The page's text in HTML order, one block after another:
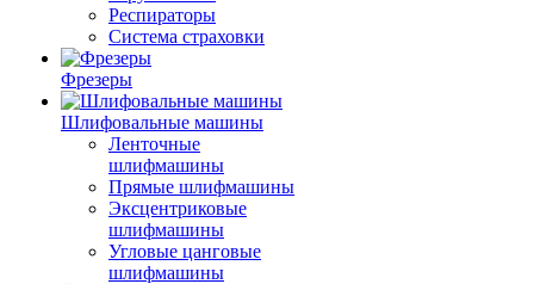
Респираторы
Система страховки
Фрезеры
Шлифовальные машины
Ленточные
шлифмашины
Прямые шлифмашины
Эксцентриковые
шлифмашины
Угловые цанговые
шлифмашины